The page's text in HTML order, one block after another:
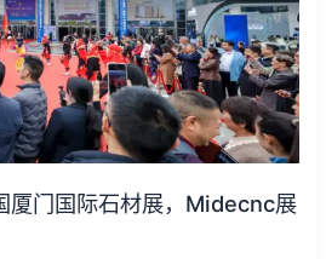
厦门国际石材展，Midecnc展